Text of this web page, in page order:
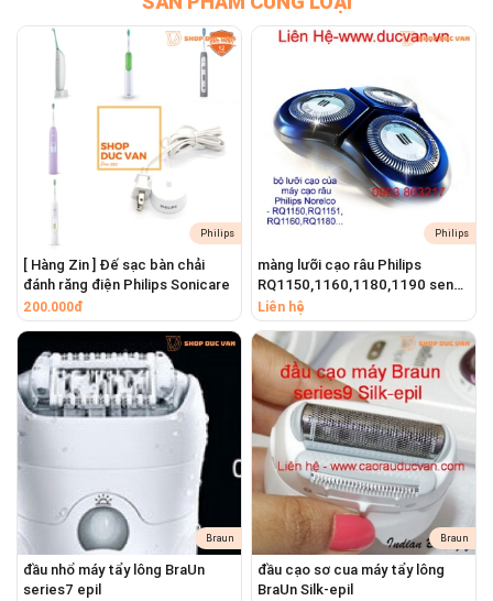
Philips
[ Hàng Zin ] Đế sạc bàn chải
đánh răng điện Philips Sonicare
200.000đ
Philips
màng lưỡi cạo râu Philips
RQ1150,1160,1180,1190 senso
Touch 2D
Liên hệ
Braun
đầu nhổ máy tẩy lông BraUn
series7 epil
Braun
đầu cạo sơ cua máy tẩy lông
BraUn Silk-epil